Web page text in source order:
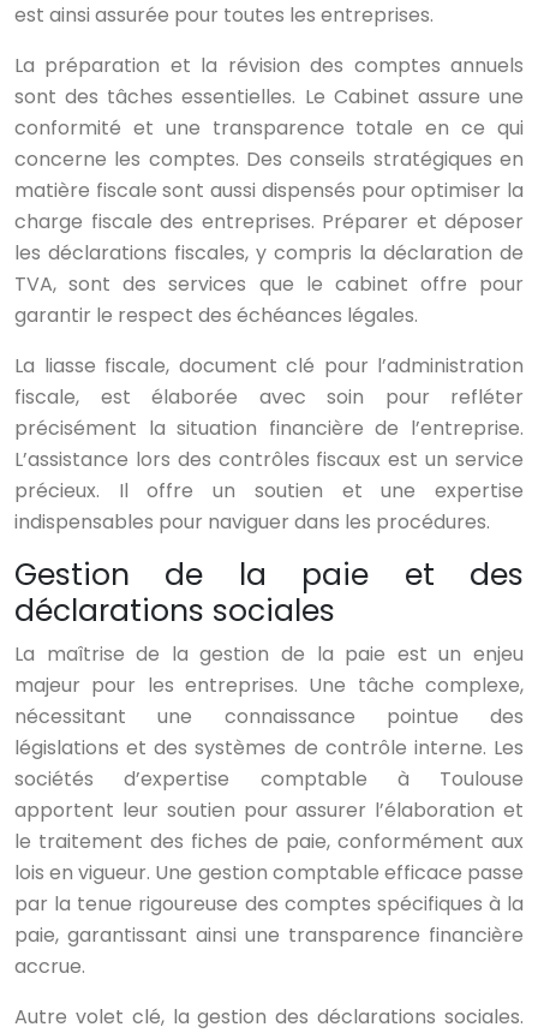
est ainsi assurée pour toutes les entreprises.
La préparation et la révision des comptes annuels
sont des tâches essentielles. Le Cabinet assure une
conformité et une transparence totale en ce qui
concerne les comptes. Des conseils stratégiques en
matière fiscale sont aussi dispensés pour optimiser la
charge fiscale des entreprises. Préparer et déposer
les déclarations fiscales, y compris la déclaration de
TVA, sont des services que le cabinet offre pour
garantir le respect des échéances légales.
La liasse fiscale, document clé pour l’administration
fiscale, est élaborée avec soin pour refléter
précisément la situation financière de l’entreprise.
L’assistance lors des contrôles fiscaux est un service
précieux. Il offre un soutien et une expertise
indispensables pour naviguer dans les procédures.
Gestion de la paie et des
déclarations sociales
La maîtrise de la gestion de la paie est un enjeu
majeur pour les entreprises. Une tâche complexe,
nécessitant une connaissance pointue des
législations et des systèmes de contrôle interne. Les
sociétés d’expertise comptable à Toulouse
apportent leur soutien pour assurer l’élaboration et
le traitement des fiches de paie, conformément aux
lois en vigueur. Une gestion comptable efficace passe
par la tenue rigoureuse des comptes spécifiques à la
paie, garantissant ainsi une transparence financière
accrue.
Autre volet clé, la gestion des déclarations sociales.